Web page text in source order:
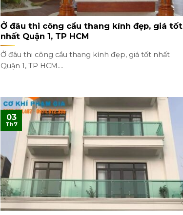
Ở đâu thi công cầu thang kính đẹp, giá tốt
nhất Quận 1, TP HCM
Ở đâu thi công cầu thang kính đẹp, giá tốt nhất
Quận 1, TP HCM....
03
Th7